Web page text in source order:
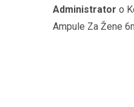
Administrator o
Ampule Za Žene